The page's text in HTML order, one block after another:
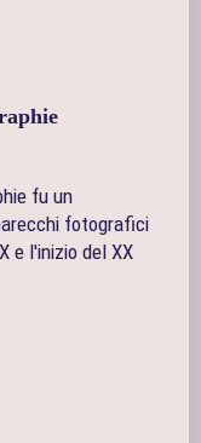
fu un
fotografici
e l'inizio del XX